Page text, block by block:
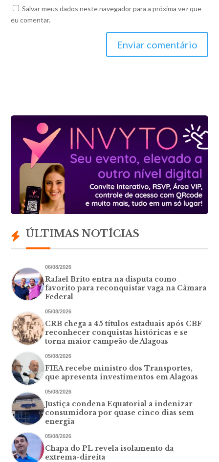
Salvar meus dados neste navegador para a próxima vez que
eu comentar.
Enviar comentário
ÚLTIMAS NOTÍCIAS
06/08/2026
Rafael Brito entra na disputa como
favorito para reconquistar vaga na Câmara
Federal
05/08/2026
CRB chega a 45 títulos estaduais após CBF
reconhecer conquistas históricas e se
torna maior campeão de Alagoas
05/08/2026
FIEA recebe ministro dos Transportes,
que apresenta investimentos em Alagoas
05/08/2026
Justiça condena Equatorial a indenizar
consumidora por quase cinco dias sem
energia
05/08/2026
Chapa do PL revela isolamento da
extrema-direita